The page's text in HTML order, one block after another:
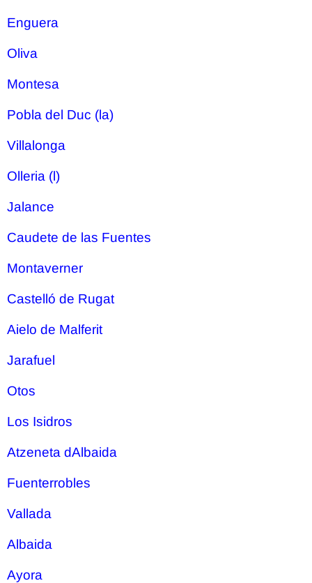
Enguera
Oliva
Montesa
Pobla del Duc (la)
Villalonga
Olleria (l)
Jalance
Caudete de las Fuentes
Montaverner
Castelló de Rugat
Aielo de Malferit
Jarafuel
Otos
Los Isidros
Atzeneta dAlbaida
Fuenterrobles
Vallada
Albaida
Ayora